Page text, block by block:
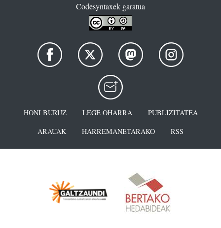
Codesyntaxek garatua
HONI BURUZ LEGE OHARRA
PUBLIZITATEA
ARAUAK
HARREMANETARAKO RSS